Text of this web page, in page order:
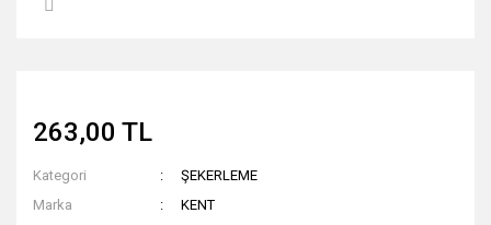
263,00 TL
Kategori
ŞEKERLEME
Marka
KENT